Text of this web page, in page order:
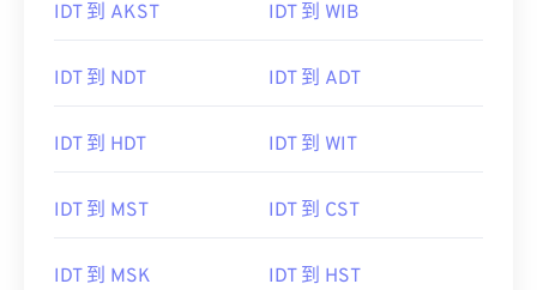
IDT 到 AKST IDT 到 WIB
IDT 到 NDT IDT 到 ADT
IDT 到 HDT IDT 到 WIT
IDT 到 MST IDT 到 CST
IDT 到 MSK IDT 到 HST